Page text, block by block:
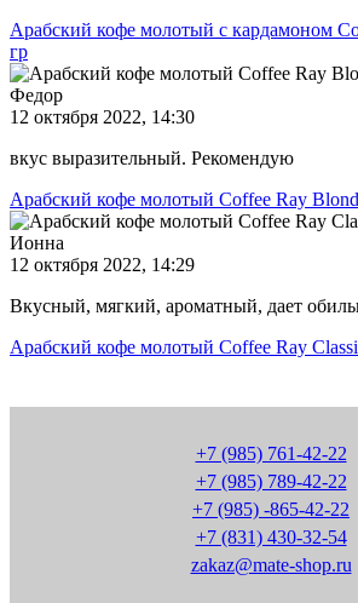
Арабский кофе молотый с кардамоном
гр
Федор
12 октября 2022, 14:30
вкус выразительный. Рекомендую
Арабский кофе молотый Coffee Ray
Ионна
12 октября 2022, 14:29
Вкусный, мягкий, ароматный, дает
Арабский кофе молотый Coffee Ray
+7 (985) 761-42-22
+7 (985) 789-42-22
+7 (985) -865-42-22
+7 (831) 430-32-54
zakaz@mate-shop.ru